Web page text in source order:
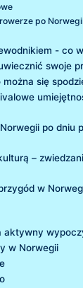
po
‌- co
swoje
się
po dniu
–
w
aktywny
w Norwegii